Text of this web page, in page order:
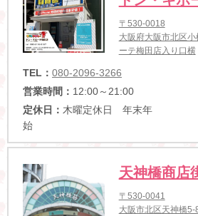
〒530-0018
大阪府大阪市北区
ーテ梅田店入り口横
TEL： 080-2096-3266
営業時間： 12:00～21:00
定休日： 木曜定休日 年末年
始
天神橋商店
〒530-0041
大阪市北区天神橋